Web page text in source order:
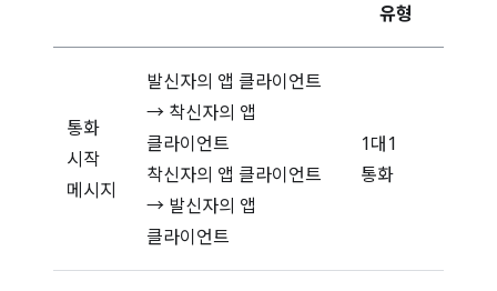
유형
통화
시작
메시지
발신자의 앱 클라이언트
→ 착신자의 앱
클라이언트
착신자의 앱 클라이언트
→ 발신자의 앱
클라이언트
1대1
통화